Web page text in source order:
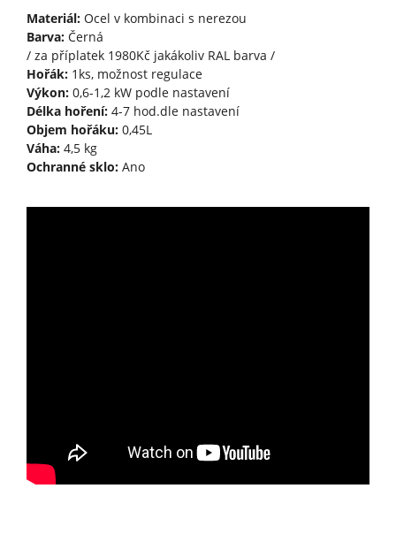
Materiál:Ocel v kombinaci s nerezou
Barva:Černá
/ za příplatek 1980Kč jakákoliv RAL barva /
Hořák:1ks, možnost regulace
Výkon:0,6-1,2 kW podle nastavení
Délka hoření:4-7 hod.dle nastavení
Objem hořáku:0,45L
Váha:4,5 kg
Ochranné sklo:Ano